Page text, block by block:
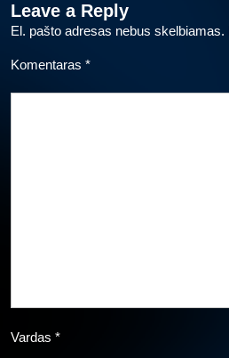
Leave a Reply
El. pašto adresas nebus skelbiamas.
Komentaras *
Vardas *